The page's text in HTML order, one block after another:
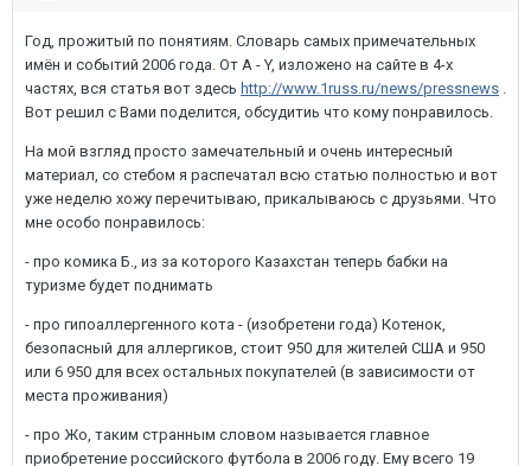
Год, прожитый по понятиям. Словарь самых примечательных
имён и событий 2006 года. От А - Y, изложено на сайте в 4-х
частях, вся статья вот здесь http://www.1russ.ru/news/pressnews .
Вот решил с Вами поделится, обсудитиь что кому понравилось.
На мой взгляд просто замечательный и очень интересный
материал, со стебом я распечатал всю статью полностью и вот
уже неделю хожу перечитываю, прикалываюсь с друзьями. Что
мне особо понравилось:
- про комика Б., из за которого Казахстан теперь бабки на
туризме будет поднимать
- про гипоаллергенного кота - (изобретени года) Котенок,
безопасный для аллергиков, стоит 950 для жителей США и 950
или 6 950 для всех остальных покупателей (в зависимости от
места проживания)
- про Жо, таким странным словом называется главное
приобретение российского футбола в 2006 году. Ему всего 19